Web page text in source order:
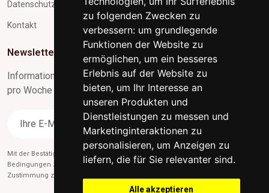
zu folgenden Zwecken zu
verbessern: um grundlegende
Funktionen der Website zu
ermöglichen, um ein besseres
Erlebnis auf der Website zu
bieten, um Ihr Interesse an
unseren Produkten und
Dienstleistungen zu messen und
Marketinginteraktionen zu
personalisieren, um Anzeigen zu
liefern, die für Sie relevanter sind.
Alle akzeptieren
Datenschutz und Verarbeitung personenbezogener Daten
Kontakt
Newsletter-Abonnement
Informationen zu Neuigkeiten und nützliche Tipps max. 1x
pro Woche
Mit der Bestätigung des Abonnements stimmen Sie gleichzeitig unseren
Bedingungen zu
des Datenschutzesund gleichzeitig erteilen Sie uns die
Zustimmung zum Versand von Werbe-E-Mails.